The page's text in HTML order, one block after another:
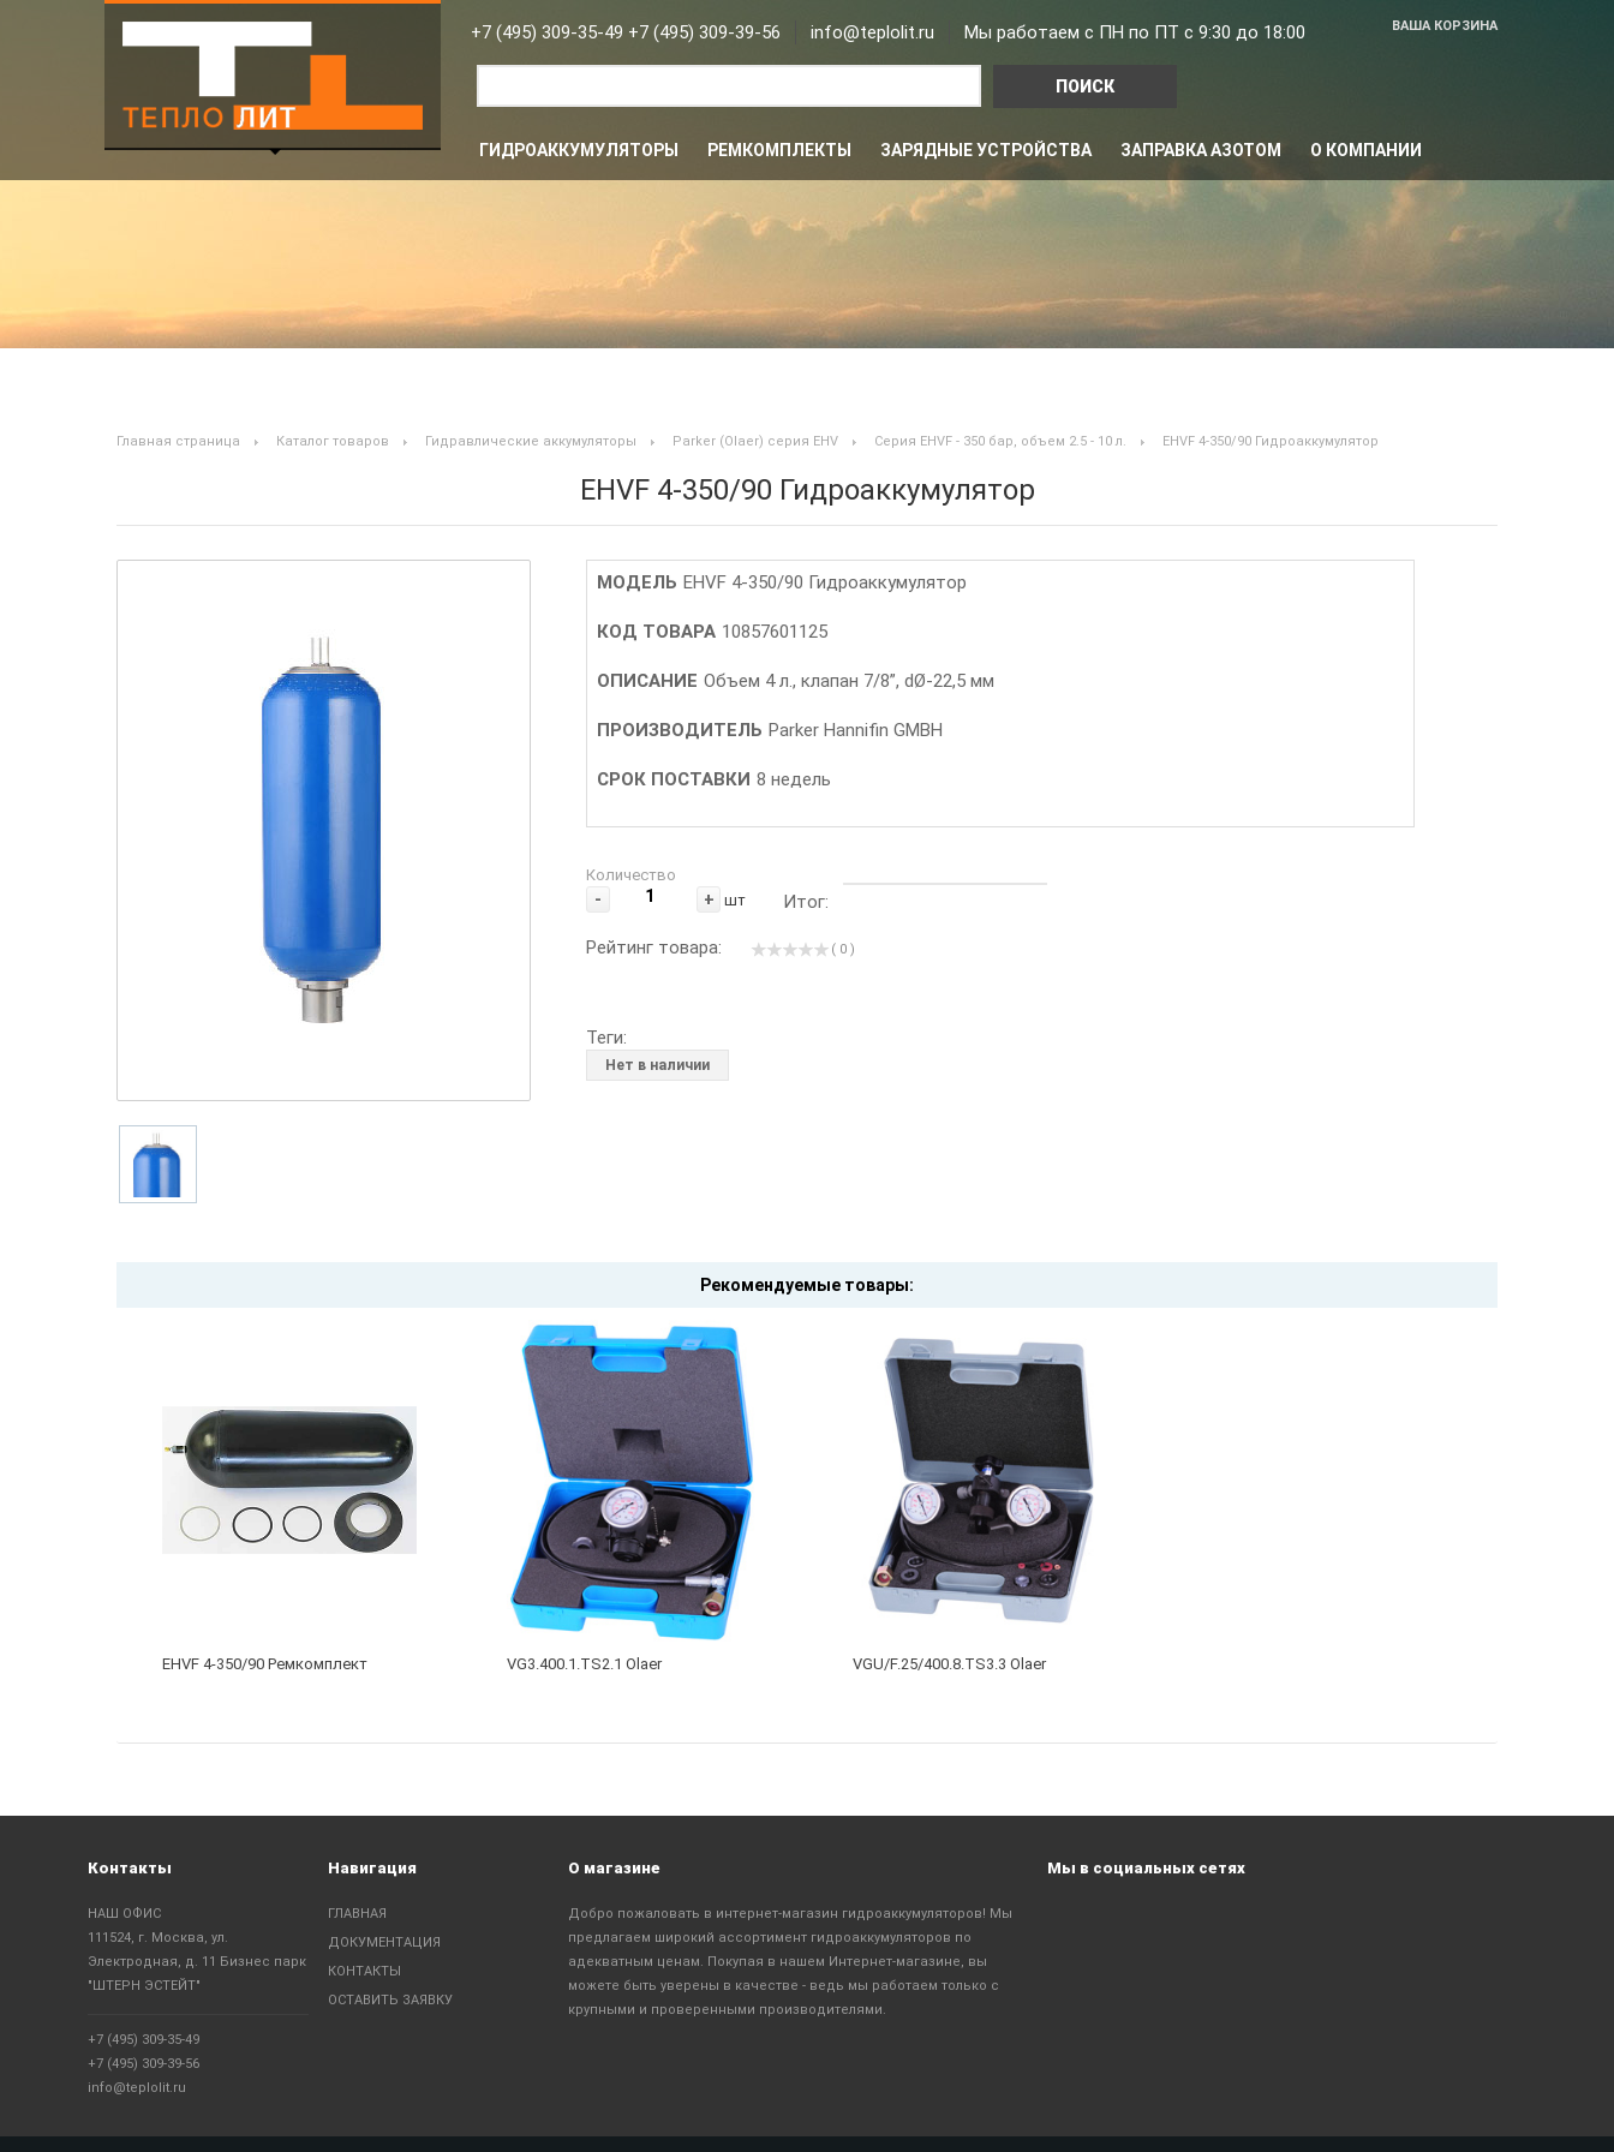
EHVF 4-350/90 Гидроаккумулятор+7 (495) 309-35-49 +7 (495) 309-39-56 info@teplolit.ru Мы работаем с ПН по ПТ с 9:30 до 18:00 ВАША КОРЗИНА
ГИДРОАККУМУЛЯТОРЫ РЕМКОМПЛЕКТЫ ЗАРЯДНЫЕ УСТРОЙСТВА ЗАПРАВКА АЗОТОМ О КОМПАНИИ
Главная страница Каталог товаров Гидравлические аккумуляторы Parker (Olaer) серия EHV Серия EHVF - 350 бар, объем 2.5 - 10 л. EHVF 4-350/90 Гидроаккумулятор
EHVF 4-350/90 Гидроаккумулятор
МОДЕЛЬ EHVF 4-350/90 Гидроаккумулятор
КОД ТОВАРА 10857601125
ОПИСАНИЕ Объем 4 л., клапан 7/8”, dØ-22,5 мм
ПРОИЗВОДИТЕЛЬ Parker Hannifin GMBH
СРОК ПОСТАВКИ 8 недель
Количество
- + шт Итог:
Рейтинг товара: ( 0 )
Теги:
Нет в наличии
Рекомендуемые товары:
EHVF 4-350/90 Ремкомплект VG3.400.1.TS2.1 Olaer VGU/F.25/400.8.TS3.3 Olaer
Контакты
НАШ ОФИС
111524, г. Москва, ул.
Электродная, д. 11 Бизнес парк
"ШТЕРН ЭСТЕЙТ"
+7 (495) 309-35-49
+7 (495) 309-39-56
info@teplolit.ru
Навигация
ГЛАВНАЯ
ДОКУМЕНТАЦИЯ
КОНТАКТЫ
ОСТАВИТЬ ЗАЯВКУ
О магазине
Добро пожаловать в интернет-магазин гидроаккумуляторов! Мы
предлагаем широкий ассортимент гидроаккумуляторов по
адекватным ценам. Покупая в нашем Интернет-магазине, вы
можете быть уверены в качестве - ведь мы работаем только с
крупными и проверенными производителями.
Мы в социальных сетях